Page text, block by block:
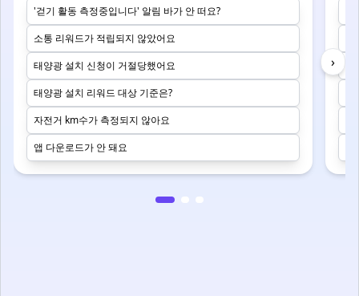
'걷기 활동 측정중입니다' 알림 바가 안 떠요?
소통 리워드가 적립되지 않았어요
태양광 설치 신청이 거절당했어요
태양광 설치 리워드 대상 기준은?
자전거 km수가 측정되지 않아요
앱 다운로드가 안 돼요
›